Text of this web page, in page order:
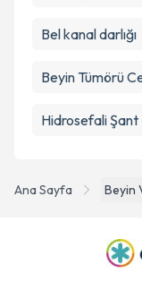
Ana Sayfa Beyin
Bel kanal darlığı
Beyin Tümörü
Hidrosefali Şant